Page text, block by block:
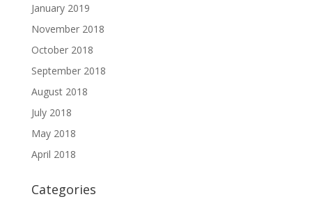
January 2019
November 2018
October 2018
September 2018
August 2018
July 2018
May 2018
April 2018
Categories